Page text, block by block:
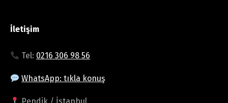
İletişim
Tel: 0216 306 98 56
WhatsApp: tıkla konuş